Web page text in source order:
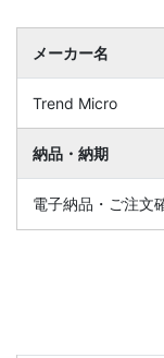
メーカー名
Trend Micro
納品・納期
電子納品・ご注文